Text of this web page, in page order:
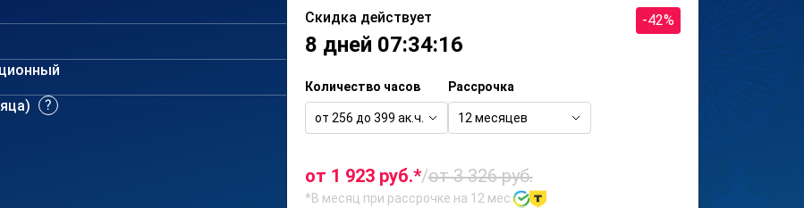
Скидка действует
8 дней 07:34:16
-42%
Количество часов
от 256 до 399 ак.ч.
Рассрочка
12 месяцев
от 1 923 руб.*/от 3 326 руб.
*В месяц при рассрочке на 12 мес.